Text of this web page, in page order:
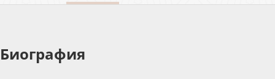
Биография